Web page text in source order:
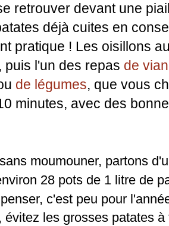
retrouver devant une
déjà cuites en
pratique ! Les oisillons
puis l'un des repas de
de légumes, que vous
minutes, avec des
moumouner, partons
28 pots de 1 litre de
c'est peu pour
évitez les grosses patates